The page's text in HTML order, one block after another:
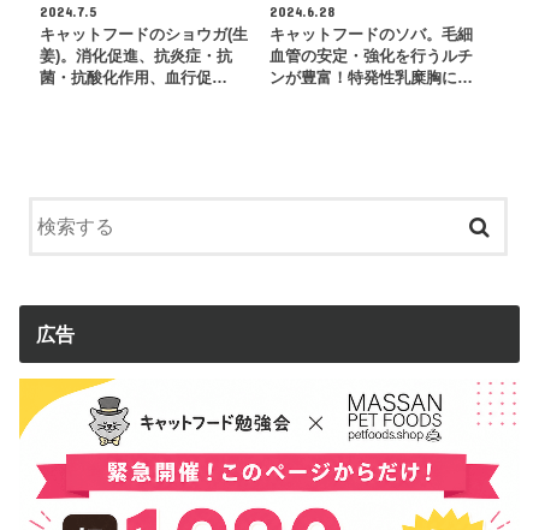
2024.7.5
キャットフードのショウガ(生
姜)。消化促進、抗炎症・抗
菌・抗酸化作用、血行促…
2024.6.28
キャットフードのソバ。毛細
血管の安定・強化を行うルチ
ンが豊富！特発性乳糜胸に…
広告